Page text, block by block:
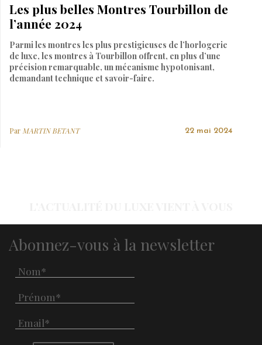
Les plus belles Montres Tourbillon de
l’année 2024
Parmi les montres les plus prestigieuses de l’horlogerie
de luxe, les montres à Tourbillon offrent, en plus d’une
précision remarquable, un mécanisme hypotonisant,
demandant technique et savoir-faire.
Par MARTIN BETANT 22 mai 2024
Abonnez-vous à la newsletter